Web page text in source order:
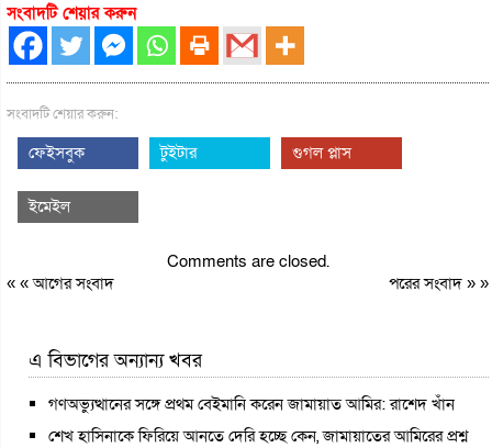
সংবাদটি শেয়ার করুন
সংবাদটি শেয়ার করুন:
ফেইসবুক টুইটার গুগল প্লাস
ইমেইল
Comments are closed.
« «আগের সংবাদ পরের সংবাদ» »
এ বিভাগের অন্যান্য খবর
গণঅভ্যুত্থানের সঙ্গে প্রথম বেইমানি করেন জামায়াত আমির: রাশেদ খাঁন
শেখ হাসিনাকে ফিরিয়ে আনতে দেরি হচ্ছে কেন, জামায়াতের আমিরের প্রশ্ন